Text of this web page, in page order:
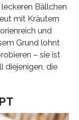
Bällchen
mit Kräutern
und
Grund lohnt
– sie ist
diejenigen, die